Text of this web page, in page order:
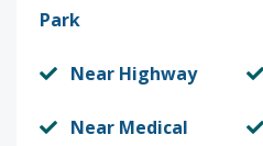
Park
Near Highway
Near Medical